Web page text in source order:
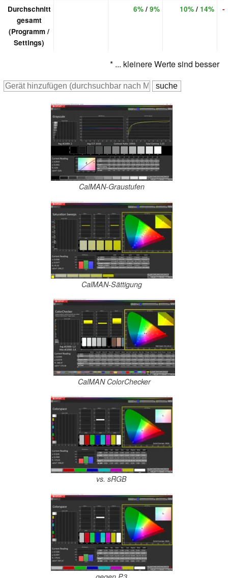
Durchschnitt
gesamt
(Programm /
Settings)
6%/ 9% 10%/ 14% -
* ... kleinere Werte sind besser
CalMAN-Graustufen
CalMAN-Sättigung
CalMAN ColorChecker
vs. sRGB